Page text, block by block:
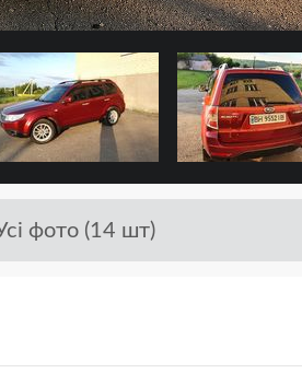
фото (14 шт)